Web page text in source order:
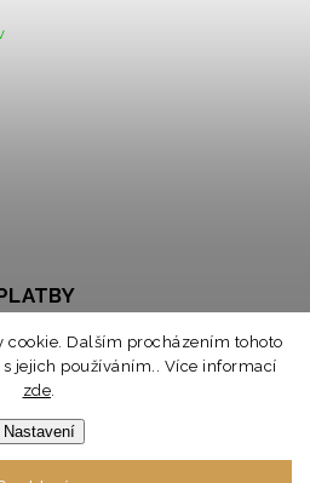
cookie. Dalším procházením tohoto
jejich používáním.. Více informací
zde.
Nastavení